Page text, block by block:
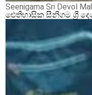
Seenigama Sri Devol
ඓතිහාසික සීනිගම ශ්‍රී